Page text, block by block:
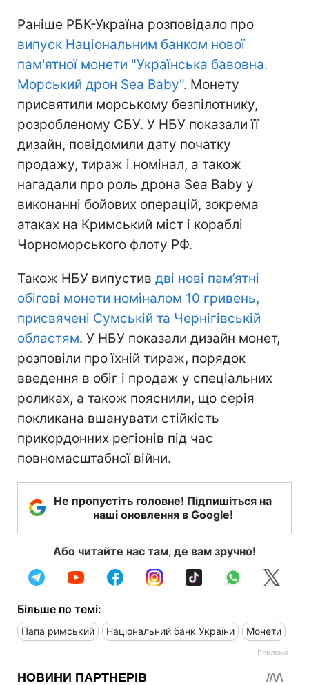
Раніше РБК-Україна розповідало про
випуск Національним банком нової
пам'ятної монети "Українська бавовна.
Морський дрон Sea Baby". Монету
присвятили морському безпілотнику,
розробленому СБУ. У НБУ показали її
дизайн, повідомили дату початку
продажу, тираж і номінал, а також
нагадали про роль дрона Sea Baby у
виконанні бойових операцій, зокрема
атаках на Кримський міст і кораблі
Чорноморського флоту РФ.
Також НБУ випустив дві нові пам’ятні
обігові монети номіналом 10 гривень,
присвячені Сумській та Чернігівській
областям. У НБУ показали дизайн монет,
розповіли про їхній тираж, порядок
введення в обіг і продаж у спеціальних
роликах, а також пояснили, що серія
покликана вшанувати стійкість
прикордонних регіонів під час
повномасштабної війни.
Не пропустіть головне! Підпишіться на
наші оновлення в Google!
Або читайте нас там, де вам зручно!
Більше по темі:
Папа римський Національний банк України Монети